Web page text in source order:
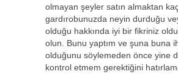
olmayan şeyler satın almaktan
gardırobunuzda neyin durduğu
olduğu hakkında iyi bir fikriniz
olun. Bunu yaptım ve şuna buna
olduğunu söylemeden önce yine
kontrol etmem gerektiğini